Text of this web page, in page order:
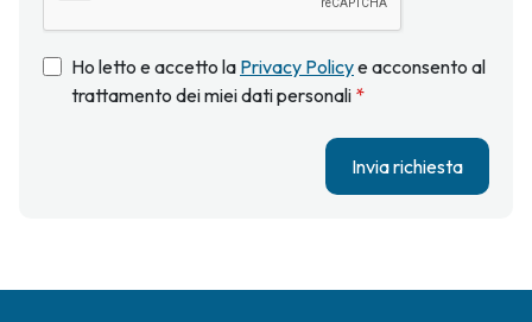
Ho letto e accetto la Privacy Policye acconsento al
trattamento dei miei dati personali *
Invia richiesta